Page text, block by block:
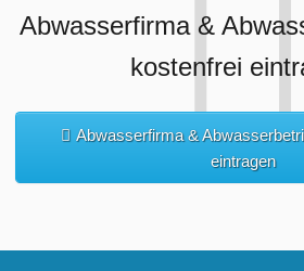
Abwasserfirma &
kostenfrei
Abwasserfirma &
eintragen